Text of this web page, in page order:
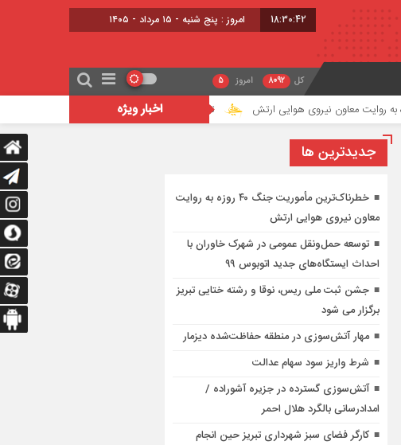
18:30:42 امروز : پنج شنبه - ۱۵ مرداد - ۱۴۰۵
کل 8092 امروز 5
اخبار ویژه
توسعه حمل‌ونقل عمومی در شهرک خاوران با احداث ایستگاه‌های
جديدترين ها
خطرناک‌ترین مأموریت جنگ ۴۰ روزه به روایت
معاون نیروی هوایی ارتش
توسعه حمل‌ونقل عمومی در شهرک خاوران با
احداث ایستگاه‌های جدید اتوبوس ۹۹
جشن ثبت ملی ریس، نوقا و رشته ختایی تبریز
برگزار می شود
مهار آتش‌سوزی در منطقه حفاظت‌شده دیزمار
شرط واریز سود سهام عدالت
آتش‌سوزی گسترده در جزیره آشوراده /
امدادرسانی بالگرد هلال احمر
کارگر فضای سبز شهرداری تبریز حین انجام